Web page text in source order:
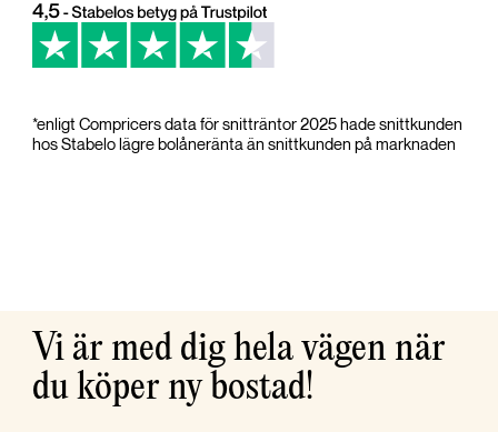
*enligt Compricers data för snitträntor 2025 hade snittkunden
hos Stabelo lägre bolåneränta än snittkunden på marknaden
Vi är med dig hela vägen när
du köper ny bostad!